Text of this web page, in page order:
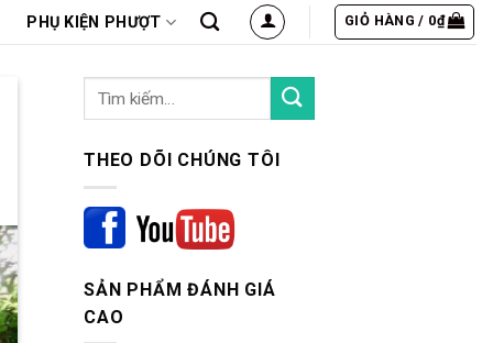
PHỤ KIỆN PHƯỢT GIỎ HÀNG / 0₫
THEO DÕI CHÚNG TÔI
SẢN PHẨM ĐÁNH GIÁ
CAO